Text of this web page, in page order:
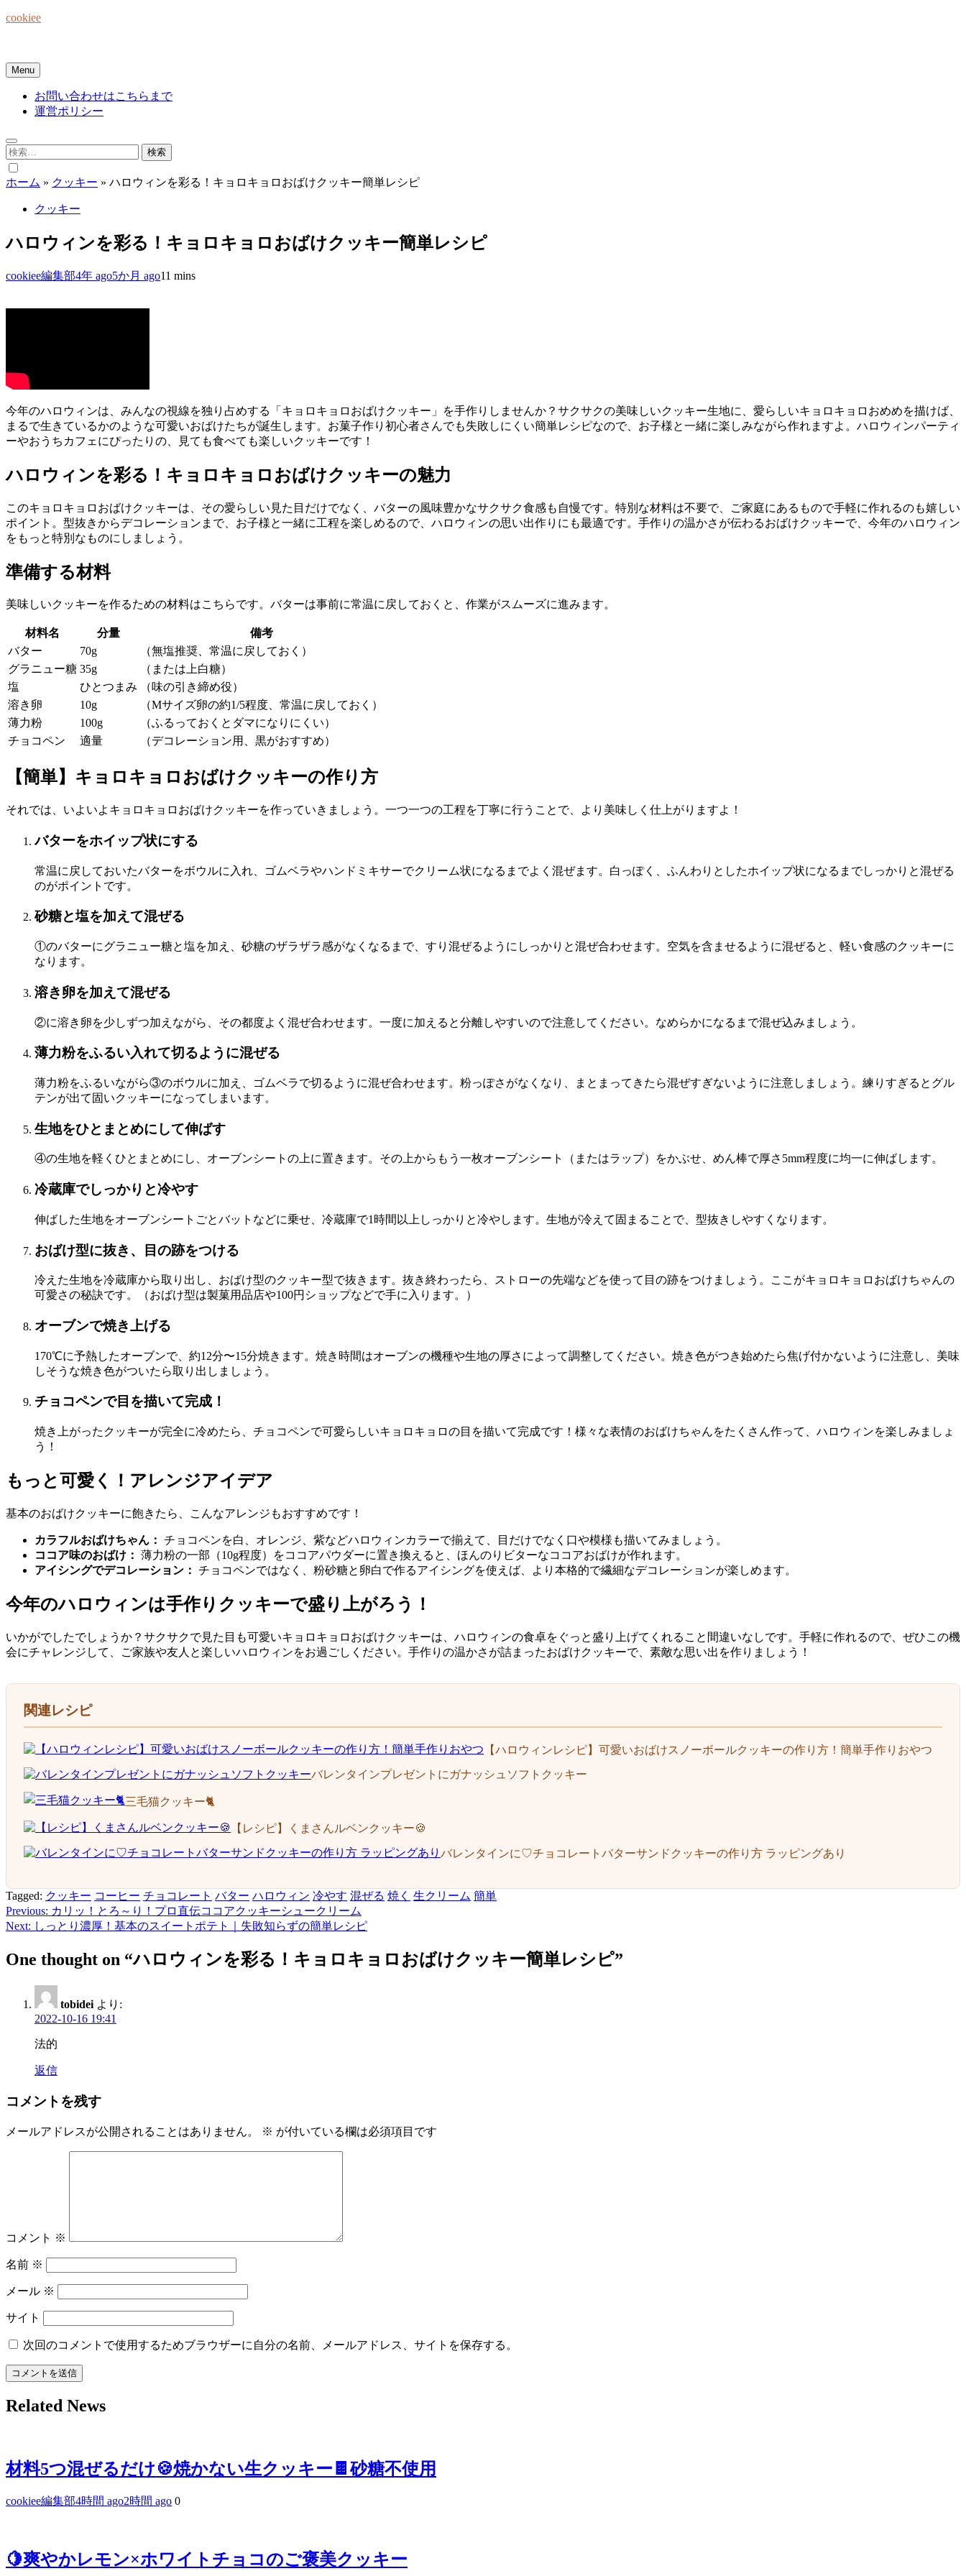
Skip
cookiee
Menu
お問い合わせはこちらまで
運営ポリシー
検
索:
ホーム » クッキー » ハロウィンを彩る！キョロキョロおばけクッキー簡単レシピ
クッキー
ハロウィンを彩る！キョロキョロおばけクッキー簡単レシピ
cookiee編集部4年 ago5か月 ago11 mins
今年のハロウィンは、みんなの視線を独り占めする「キョロキョロおばけクッキー」を手作りしませんか？サクサクの美味しいクッキー生地に、愛らしいキョロキョロおめめを描けば、
まるで生きているかのような可愛いおばけたちが誕生します。お菓子作り初心者さんでも失敗しにくい簡単レシピなので、お子様と一緒に楽しみながら作れますよ。ハロウィンパーティ
ーやおうちカフェにぴったりの、見ても食べても楽しいクッキーです！
ハロウィンを彩る！キョロキョロおばけクッキーの魅力
このキョロキョロおばけクッキーは、その愛らしい見た目だけでなく、バターの風味豊かなサクサク食感も自慢です。特別な材料は不要で、ご家庭にあるもので手軽に作れるのも嬉しい
ポイント。型抜きからデコレーションまで、お子様と一緒に工程を楽しめるので、ハロウィンの思い出作りにも最適です。手作りの温かさが伝わるおばけクッキーで、今年のハロウィン
をもっと特別なものにしましょう。
準備する材料
美味しいクッキーを作るための材料はこちらです。バターは事前に常温に戻しておくと、作業がスムーズに進みます。
材料名 分量
備考
バター
70g
（無塩推奨、常温に戻しておく）
グラニュー糖 35g
（または上白糖）
塩
ひとつまみ
（味の引き締め役）
溶き卵
10g
（Mサイズ卵の約1/5程度、常温に戻しておく）
薄力粉
100g
（ふるっておくとダマになりにくい）
チョコペン
適量 （デコレーション用、黒がおすすめ）
【簡単】キョロキョロおばけクッキーの作り方
それでは、いよいよキョロキョロおばけクッキーを作っていきましょう。一つ一つの工程を丁寧に行うことで、より美味しく仕上がりますよ！
バターをホイップ状にする
常温に戻しておいたバターをボウルに入れ、ゴムベラやハンドミキサーでクリーム状になるまでよく混ぜます。白っぽく、ふんわりとしたホイップ状になるまでしっかりと混ぜる
のがポイントです。
砂糖と塩を加えて混ぜる
①のバターにグラニュー糖と塩を加え、砂糖のザラザラ感がなくなるまで、すり混ぜるようにしっかりと混ぜ合わせます。空気を含ませるように混ぜると、軽い食感のクッキーに
なります。
溶き卵を加えて混ぜる
②に溶き卵を少しずつ加えながら、その都度よく混ぜ合わせます。一度に加えると分離しやすいので注意してください。なめらかになるまで混ぜ込みましょう。
薄力粉をふるい入れて切るように混ぜる
薄力粉をふるいながら③のボウルに加え、ゴムベラで切るように混ぜ合わせます。粉っぽさがなくなり、まとまってきたら混ぜすぎないように注意しましょう。練りすぎるとグル
テンが出て固いクッキーになってしまいます。
生地をひとまとめにして伸ばす
④の生地を軽くひとまとめにし、オーブンシートの上に置きます。その上からもう一枚オーブンシート（またはラップ）をかぶせ、めん棒で厚さ5mm程度に均一に伸ばします。
冷蔵庫でしっかりと冷やす
伸ばした生地をオーブンシートごとバットなどに乗せ、冷蔵庫で1時間以上しっかりと冷やします。生地が冷えて固まることで、型抜きしやすくなります。
おばけ型に抜き、目の跡をつける
冷えた生地を冷蔵庫から取り出し、おばけ型のクッキー型で抜きます。抜き終わったら、ストローの先端などを使って目の跡をつけましょう。ここがキョロキョロおばけちゃんの
可愛さの秘訣です。（おばけ型は製菓用品店や100円ショップなどで手に入ります。）
オーブンで焼き上げる
170℃に予熱したオーブンで、約12分〜15分焼きます。焼き時間はオーブンの機種や生地の厚さによって調整してください。焼き色がつき始めたら焦げ付かないように注意し、美味
しそうな焼き色がついたら取り出しましょう。
チョコペンで目を描いて完成！
焼き上がったクッキーが完全に冷めたら、チョコペンで可愛らしいキョロキョロの目を描いて完成です！様々な表情のおばけちゃんをたくさん作って、ハロウィンを楽しみましょ
う！
もっと可愛く！アレンジアイデア
基本のおばけクッキーに飽きたら、こんなアレンジもおすすめです！
カラフルおばけちゃん： チョコペンを白、オレンジ、紫などハロウィンカラーで揃えて、目だけでなく口や模様も描いてみましょう。
ココア味のおばけ： 薄力粉の一部（10g程度）をココアパウダーに置き換えると、ほんのりビターなココアおばけが作れます。
アイシングでデコレーション： チョコペンではなく、粉砂糖と卵白で作るアイシングを使えば、より本格的で繊細なデコレーションが楽しめます。
今年のハロウィンは手作りクッキーで盛り上がろう！
いかがでしたでしょうか？サクサクで見た目も可愛いキョロキョロおばけクッキーは、ハロウィンの食卓をぐっと盛り上げてくれること間違いなしです。手軽に作れるので、ぜひこの機
会にチャレンジして、ご家族や友人と楽しいハロウィンをお過ごしください。手作りの温かさが詰まったおばけクッキーで、素敵な思い出を作りましょう！
関連レシピ
【ハロウィンレシピ】可愛いおばけスノーボールクッキーの作り方！簡単手作りおやつ
バレンタインプレゼントにガナッシュソフトクッキー
三毛猫クッキー🐈
【レシピ】くまさんルベンクッキー🍪
バレンタインに♡チョコレートバターサンドクッキーの作り方 ラッピングあり
Tagged: クッキー コーヒー チョコレート バター ハロウィン 冷やす 混ぜる 焼く 生クリーム 簡単
投
稿
ナ
ン
Previous: カリッ！とろ～り！プロ直伝ココアクッキーシュークリーム
Next: しっとり濃厚！基本のスイートポテト｜失敗知らずの簡単レシピ
One thought on “ハロウィンを彩る！キョロキョロおばけクッキー簡単レシピ”
tobidei より:
2022-10-16 19:41
法的
返信
コメントを残す
メールアドレスが公開されることはありません。 ※ が付いている欄は必須項目です
コメント ※
名前 ※
メール ※
サイト
次回のコメントで使用するためブラウザーに自分の名前、メールアドレス、サイトを保存する。
Related News
材料5つ混ぜるだけ🍪焼かない生クッキー🍫砂糖不使用
cookiee編集部4時間 ago2時間 ago 0
🍋爽やかレモン×ホワイトチョコのご褒美クッキー